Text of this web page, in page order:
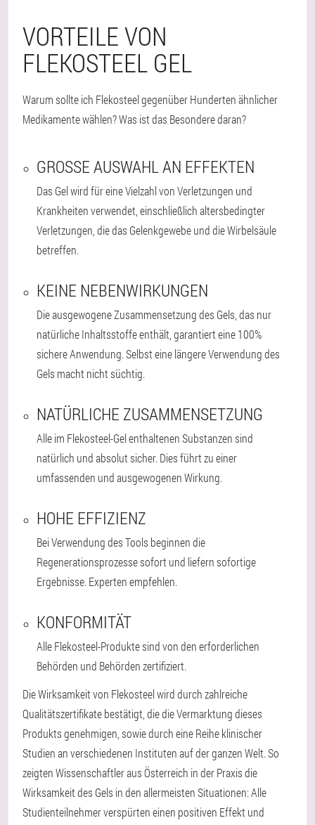
VORTEILE VON
FLEKOSTEEL GEL
Warum sollte ich Flekosteel gegenüber Hunderten ähnlicher
Medikamente wählen? Was ist das Besondere daran?
GROSSE AUSWAHL AN EFFEKTEN
Das Gel wird für eine Vielzahl von Verletzungen und
Krankheiten verwendet, einschließlich altersbedingter
Verletzungen, die das Gelenkgewebe und die Wirbelsäule
betreffen.
KEINE NEBENWIRKUNGEN
Die ausgewogene Zusammensetzung des Gels, das nur
natürliche Inhaltsstoffe enthält, garantiert eine 100%
sichere Anwendung. Selbst eine längere Verwendung des
Gels macht nicht süchtig.
NATÜRLICHE ZUSAMMENSETZUNG
Alle im Flekosteel-Gel enthaltenen Substanzen sind
natürlich und absolut sicher. Dies führt zu einer
umfassenden und ausgewogenen Wirkung.
HOHE EFFIZIENZ
Bei Verwendung des Tools beginnen die
Regenerationsprozesse sofort und liefern sofortige
Ergebnisse. Experten empfehlen.
KONFORMITÄT
Alle Flekosteel-Produkte sind von den erforderlichen
Behörden und Behörden zertifiziert.
Die Wirksamkeit von Flekosteel wird durch zahlreiche
Qualitätszertifikate bestätigt, die die Vermarktung dieses
Produkts genehmigen, sowie durch eine Reihe klinischer
Studien an verschiedenen Instituten auf der ganzen Welt. So
zeigten Wissenschaftler aus Österreich in der Praxis die
Wirksamkeit des Gels in den allermeisten Situationen: Alle
Studienteilnehmer verspürten einen positiven Effekt und